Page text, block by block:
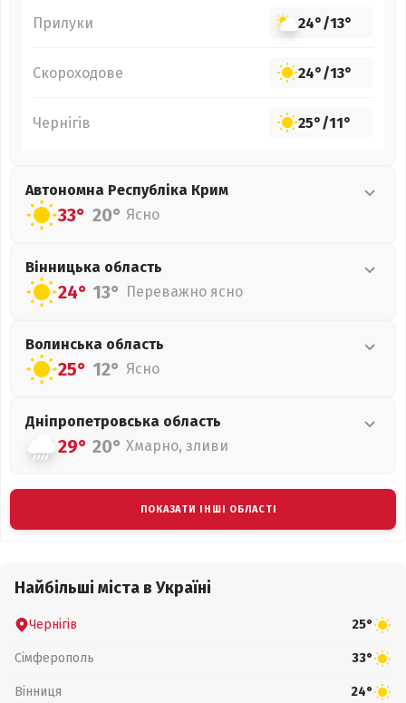
Прилуки 24°/13°
Скороходове 24°/13°
Чернігів 25°/11°
Автономна Республіка Крим
33° 20° Ясно
Вінницька область
24° 13° Переважно ясно
Волинська область
25° 12° Ясно
Дніпропетровська область
29° 20° Хмарно, зливи
ПОКАЗАТИ ІНШІ ОБЛАСТІ
Найбільші міста в Україні
Чернігів 25°
Сімферополь 33°
Вінниця 24°